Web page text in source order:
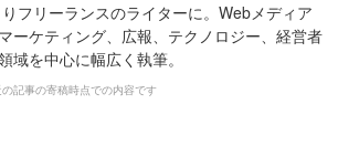
フリーランスのライターに。Webメディア
ーケティング、広報、テクノロジー、経営者
域を中心に幅広く執筆。
記事の寄稿時点での内容です